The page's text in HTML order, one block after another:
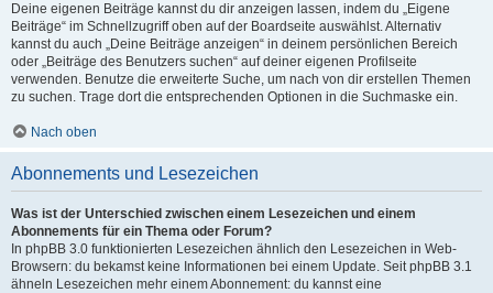
Deine eigenen Beiträge kannst du dir anzeigen lassen, indem du „Eigene
Beiträge“ im Schnellzugriff oben auf der Boardseite auswählst. Alternativ
kannst du auch „Deine Beiträge anzeigen“ in deinem persönlichen Bereich
oder „Beiträge des Benutzers suchen“ auf deiner eigenen Profilseite
verwenden. Benutze die erweiterte Suche, um nach von dir erstellen Themen
zu suchen. Trage dort die entsprechenden Optionen in die Suchmaske ein.
Nach oben
Abonnements und Lesezeichen
Was ist der Unterschied zwischen einem Lesezeichen und einem
Abonnements für ein Thema oder Forum?
In phpBB 3.0 funktionierten Lesezeichen ähnlich den Lesezeichen in Web-
Browsern: du bekamst keine Informationen bei einem Update. Seit phpBB 3.1
ähneln Lesezeichen mehr einem Abonnement: du kannst eine